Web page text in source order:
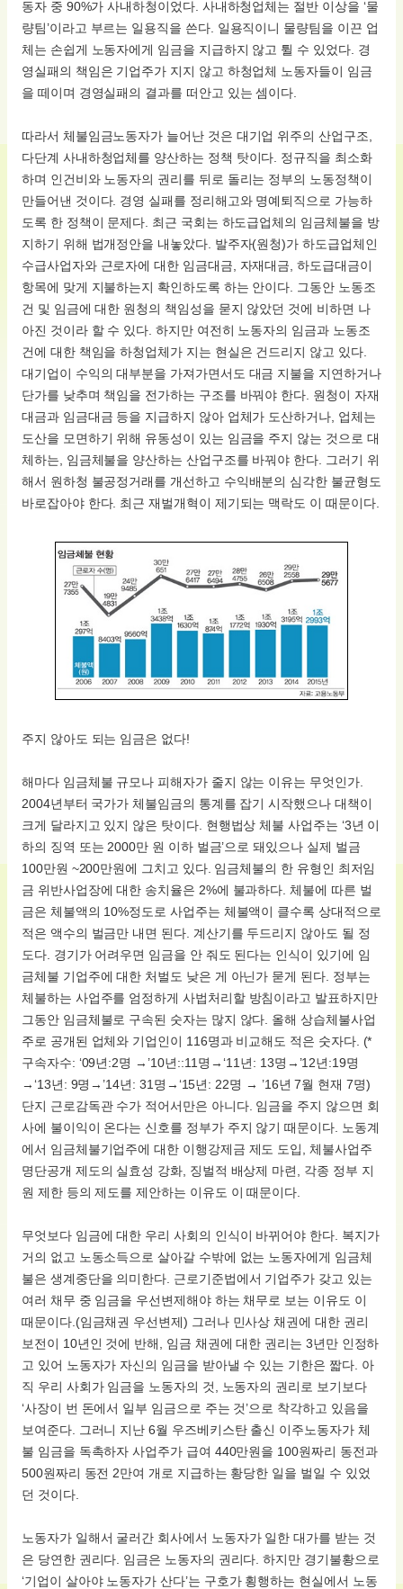
동자 중 90%가 사내하청이었다. 사내하청업체는 절반 이상을 ‘물
량팀’이라고 부르는 일용직을 쓴다. 일용직이니 물량팀을 이끈 업
체는 손쉽게 노동자에게 임금을 지급하지 않고 튈 수 있었다. 경
영실패의 책임은 기업주가 지지 않고 하청업체 노동자들이 임금
을 떼이며 경영실패의 결과를 떠안고 있는 셈이다.
따라서 체불임금노동자가 늘어난 것은 대기업 위주의 산업구조,
다단계 사내하청업체를 양산하는 정책 탓이다. 정규직을 최소화
하며 인건비와 노동자의 권리를 뒤로 돌리는 정부의 노동정책이
만들어낸 것이다. 경영 실패를 정리해고와 명예퇴직으로 가능하
도록 한 정책이 문제다. 최근 국회는 하도급업체의 임금체불을 방
지하기 위해 법개정안을 내놓았다. 발주자(원청)가 하도급업체인
수급사업자와 근로자에 대한 임금대금, 자재대금, 하도급대금이
항목에 맞게 지불하는지 확인하도록 하는 안이다. 그동안 노동조
건 및 임금에 대한 원청의 책임성을 묻지 않았던 것에 비하면 나
아진 것이라 할 수 있다. 하지만 여전히 노동자의 임금과 노동조
건에 대한 책임을 하청업체가 지는 현실은 건드리지 않고 있다.
대기업이 수익의 대부분을 가져가면서도 대금 지불을 지연하거나
단가를 낮추며 책임을 전가하는 구조를 바꿔야 한다. 원청이 자재
대금과 임금대금 등을 지급하지 않아 업체가 도산하거나, 업체는
도산을 모면하기 위해 유동성이 있는 임금을 주지 않는 것으로 대
체하는, 임금체불을 양산하는 산업구조를 바꿔야 한다. 그러기 위
해서 원하청 불공정거래를 개선하고 수익배분의 심각한 불균형도
바로잡아야 한다. 최근 재벌개혁이 제기되는 맥락도 이 때문이다.
주지 않아도 되는 임금은 없다!
해마다 임금체불 규모나 피해자가 줄지 않는 이유는 무엇인가.
2004년부터 국가가 체불임금의 통계를 잡기 시작했으나 대책이
크게 달라지고 있지 않은 탓이다. 현행법상 체불 사업주는 ‘3년 이
하의 징역 또는 2000만 원 이하 벌금’으로 돼있으나 실제 벌금
100만원 ~200만원에 그치고 있다. 임금체불의 한 유형인 최저임
금 위반사업장에 대한 송치율은 2%에 불과하다. 체불에 따른 벌
금은 체불액의 10%정도로 사업주는 체불액이 클수록 상대적으로
적은 액수의 벌금만 내면 된다. 계산기를 두드리지 않아도 될 정
도다. 경기가 어려우면 임금을 안 줘도 된다는 인식이 있기에 임
금체불 기업주에 대한 처벌도 낮은 게 아닌가 묻게 된다. 정부는
체불하는 사업주를 엄정하게 사법처리할 방침이라고 발표하지만
그동안 임금체불로 구속된 숫자는 많지 않다. 올해 상습체불사업
주로 공개된 업체와 기업인이 116명과 비교해도 적은 숫자다. (*
구속자수: ‘09년:2명 →’10년::11명→‘11년: 13명→’12년:19명
→‘13년: 9명→’14년: 31명→‘15년: 22명 → ’16년 7월 현재 7명)
단지 근로감독관 수가 적어서만은 아니다. 임금을 주지 않으면 회
사에 불이익이 온다는 신호를 정부가 주지 않기 때문이다. 노동계
에서 임금체불기업주에 대한 이행강제금 제도 도입, 체불사업주
명단공개 제도의 실효성 강화, 징벌적 배상제 마련, 각종 정부 지
원 제한 등의 제도를 제안하는 이유도 이 때문이다.
무엇보다 임금에 대한 우리 사회의 인식이 바뀌어야 한다. 복지가
거의 없고 노동소득으로 살아갈 수밖에 없는 노동자에게 임금체
불은 생계중단을 의미한다. 근로기준법에서 기업주가 갖고 있는
여러 채무 중 임금을 우선변제해야 하는 채무로 보는 이유도 이
때문이다.(임금채권 우선변제) 그러나 민사상 채권에 대한 권리
보전이 10년인 것에 반해, 임금 채권에 대한 권리는 3년만 인정하
고 있어 노동자가 자신의 임금을 받아낼 수 있는 기한은 짧다. 아
직 우리 사회가 임금을 노동자의 것, 노동자의 권리로 보기보다
‘사장이 번 돈에서 일부 임금으로 주는 것’으로 착각하고 있음을
보여준다. 그러니 지난 6월 우즈베키스탄 출신 이주노동자가 체
불 임금을 독촉하자 사업주가 급여 440만원을 100원짜리 동전과
500원짜리 동전 2만여 개로 지급하는 황당한 일을 벌일 수 있었
던 것이다.
노동자가 일해서 굴러간 회사에서 노동자가 일한 대가를 받는 것
은 당연한 권리다. 임금은 노동자의 권리다. 하지만 경기불황으로
‘기업이 살아야 노동자가 산다’는 구호가 횡행하는 현실에서 노동